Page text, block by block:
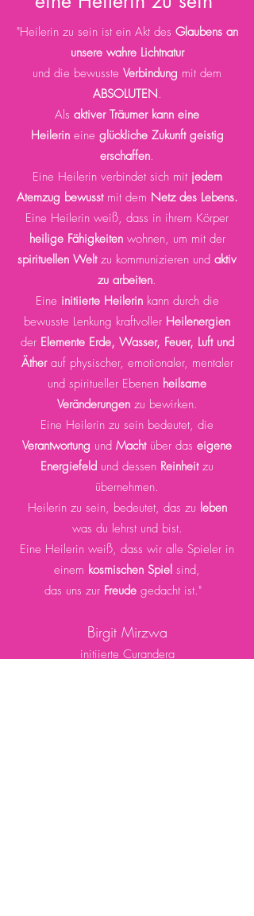
​"Heilerin zu sein ist ein Akt des Glaubens an
unsere wahre Lichtnatur
und die bewusste Verbindung mit dem
ABSOLUTEN.
Als aktiver Träumer kann eine
Heilerin eine glückliche Zukunft geistig
erschaffen.
Eine Heilerin verbindet sich mit jedem
Atemzug bewusst mit dem Netz des Lebens.
Eine Heilerin weiß, dass in ihrem Körper
heilige Fähigkeiten wohnen, um mit der
spirituellen Weltzu kommunizieren und aktiv
zu arbeiten.
Eine initiierte Heilerinkann durch die
bewusste Lenkung kraftvoller Heilenergien
der Elemente Erde, Wasser, Feuer, Luft und
Äther auf physischer, emotionaler, mentaler
und spiritueller Ebenen heilsame
Veränderungenzu bewirken.
Eine Heilerin zu sein bedeutet, die
Verantwortung und Macht über das eigene
Energiefeld und dessen Reinheit zu
übernehmen.
Heilerin zu sein, bedeutet, das zu leben
was du lehrst und bist.
Eine Heilerin weiß, dass wir alle Spieler in
einem kosmischen Spiel sind,
das uns zur Freude gedacht ist." ​
Birgit Mirzwa
initiierte Curandera